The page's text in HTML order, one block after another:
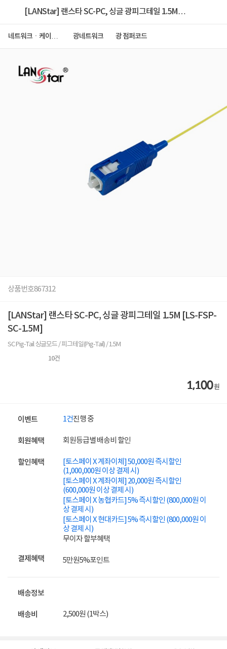
[LANStar] 랜스타 SC-PC, 싱글 광피그테일 1.5M
네트워크ㆍ케이블
광네트워크 광 점퍼코드
상품번호867312
[LANStar] 랜스타 SC-PC, 싱글 광피그테일 1.5M [LS-FSP-
SC-1.5M]
SC Pig-Tail 싱글모드 / 피그테일(Pig-Tail) / 1.5M
10건
1,100원
이벤트 1건진행 중
회원혜택 회원등급별 배송비 할인
할인혜택
[토스페이 X 계좌이체] 50,000원 즉시할인
(1,000,000원 이상 결제 시)
[토스페이 X 계좌이체] 20,000원 즉시할인
(600,000원 이상 결제 시)
[토스페이 X 농협카드] 5% 즉시할인 (800,000원 이
상 결제 시)
[토스페이 X 현대카드] 5% 즉시할인 (800,000원 이
상 결제 시)
무이자 할부혜택
결제혜택 5만원5%포인트
배송정보
배송비 2,500원 (1박스)